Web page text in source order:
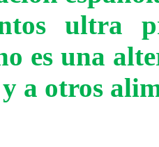
ultra
es una
a otros